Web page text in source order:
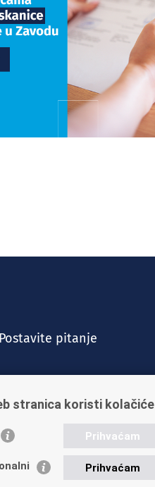
Postavite pitanje
Kontakt Posao u HZMO-u
stranica koristi kolačiće
Prihvaćam
Prihvaćam